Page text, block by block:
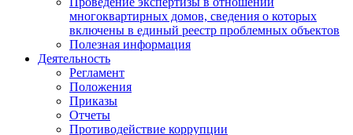
многоквартирных домов, сведения о которых
включены в единый реестр проблемных объектов
Полезная информация
Деятельность
Регламент
Положения
Приказы
Отчеты
Противодействие коррупции